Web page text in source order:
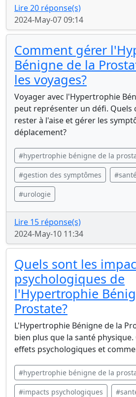
Lire 20 réponse(s)
2024-May-07 09:14
Comment gérer
Bénigne de la
les voyages?
Voyager avec l'Hypertrophie
peut représenter un défi. Quels
rester à l'aise et gérer les
déplacement?
#hypertrophie bénigne de la
#gestion des symptômes
#urologie
Lire 15 réponse(s)
2024-May-10 11:34
Quels sont les
psychologiques de
l'Hypertrophie
Prostate?
L'Hypertrophie Bénigne de la
bien plus que la santé
effets psychologiques et
#hypertrophie bénigne de la
#impacts psychologiques